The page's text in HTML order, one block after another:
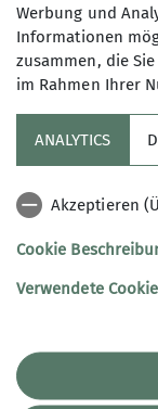
Links
Sektion Konstanz des
Telefon +49 (0)7531-21794
Werbung und
Informationen
zusammen, die
im Rahmen Ihrer
ANALYTICS
Akzeptieren
Cookie
Verwendete